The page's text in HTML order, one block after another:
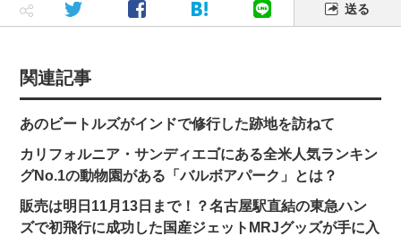
送る
関連記事
あのビートルズがインドで修行した跡地を訪ねて
カリフォルニア・サンディエゴにある全米人気ランキン
グNo.1の動物園がある「バルボアパーク」とは？
販売は明日11月13日まで！？名古屋駅直結の東急ハン
ズで初飛行に成功した国産ジェットMRJグッズが手に入